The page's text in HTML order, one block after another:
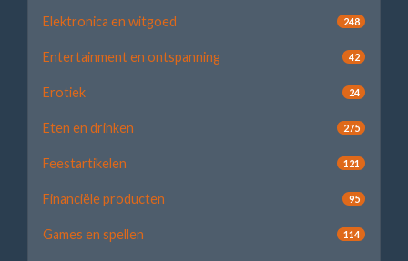
Elektronica en witgoed 248
Entertainment en ontspanning 42
Erotiek 24
Eten en drinken 275
Feestartikelen 121
Financiële producten 95
Games en spellen 114